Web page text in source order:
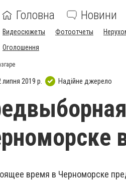
Головна Новини
Видеосюжеты Фотоотчеты
Оголошення
липня 2019 р. Надійне джерело
время в Черноморске